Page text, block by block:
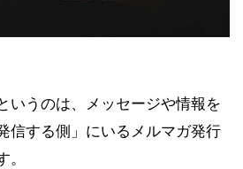
いうのは、メッセージや情報を
信する側」にいるメルマガ発行
。